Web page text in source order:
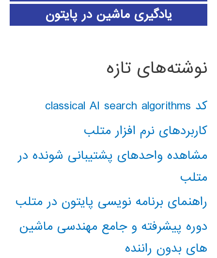
یادگیری ماشین در پایتون
نوشته‌های تازه
کد classical AI search algorithms
کاربردهای نرم افزار متلب
مشاهده واحدهای پشتیبانی شونده در
متلب
راهنمای برنامه نویسی پایتون در متلب
دوره پیشرفته و جامع مهندسی ماشین
های بدون راننده